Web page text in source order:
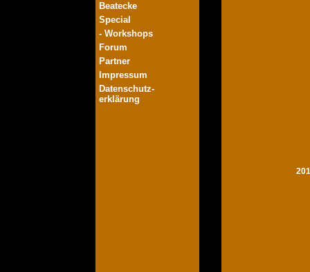
Beatecke
Special
- Workshops
Forum
Partner
Impressum
Datenschutz-
erklärung